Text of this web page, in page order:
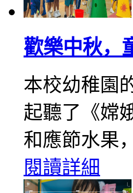
歡樂中秋，
本校幼稚園
起聽了《嫦
和應節水果
閱讀詳細